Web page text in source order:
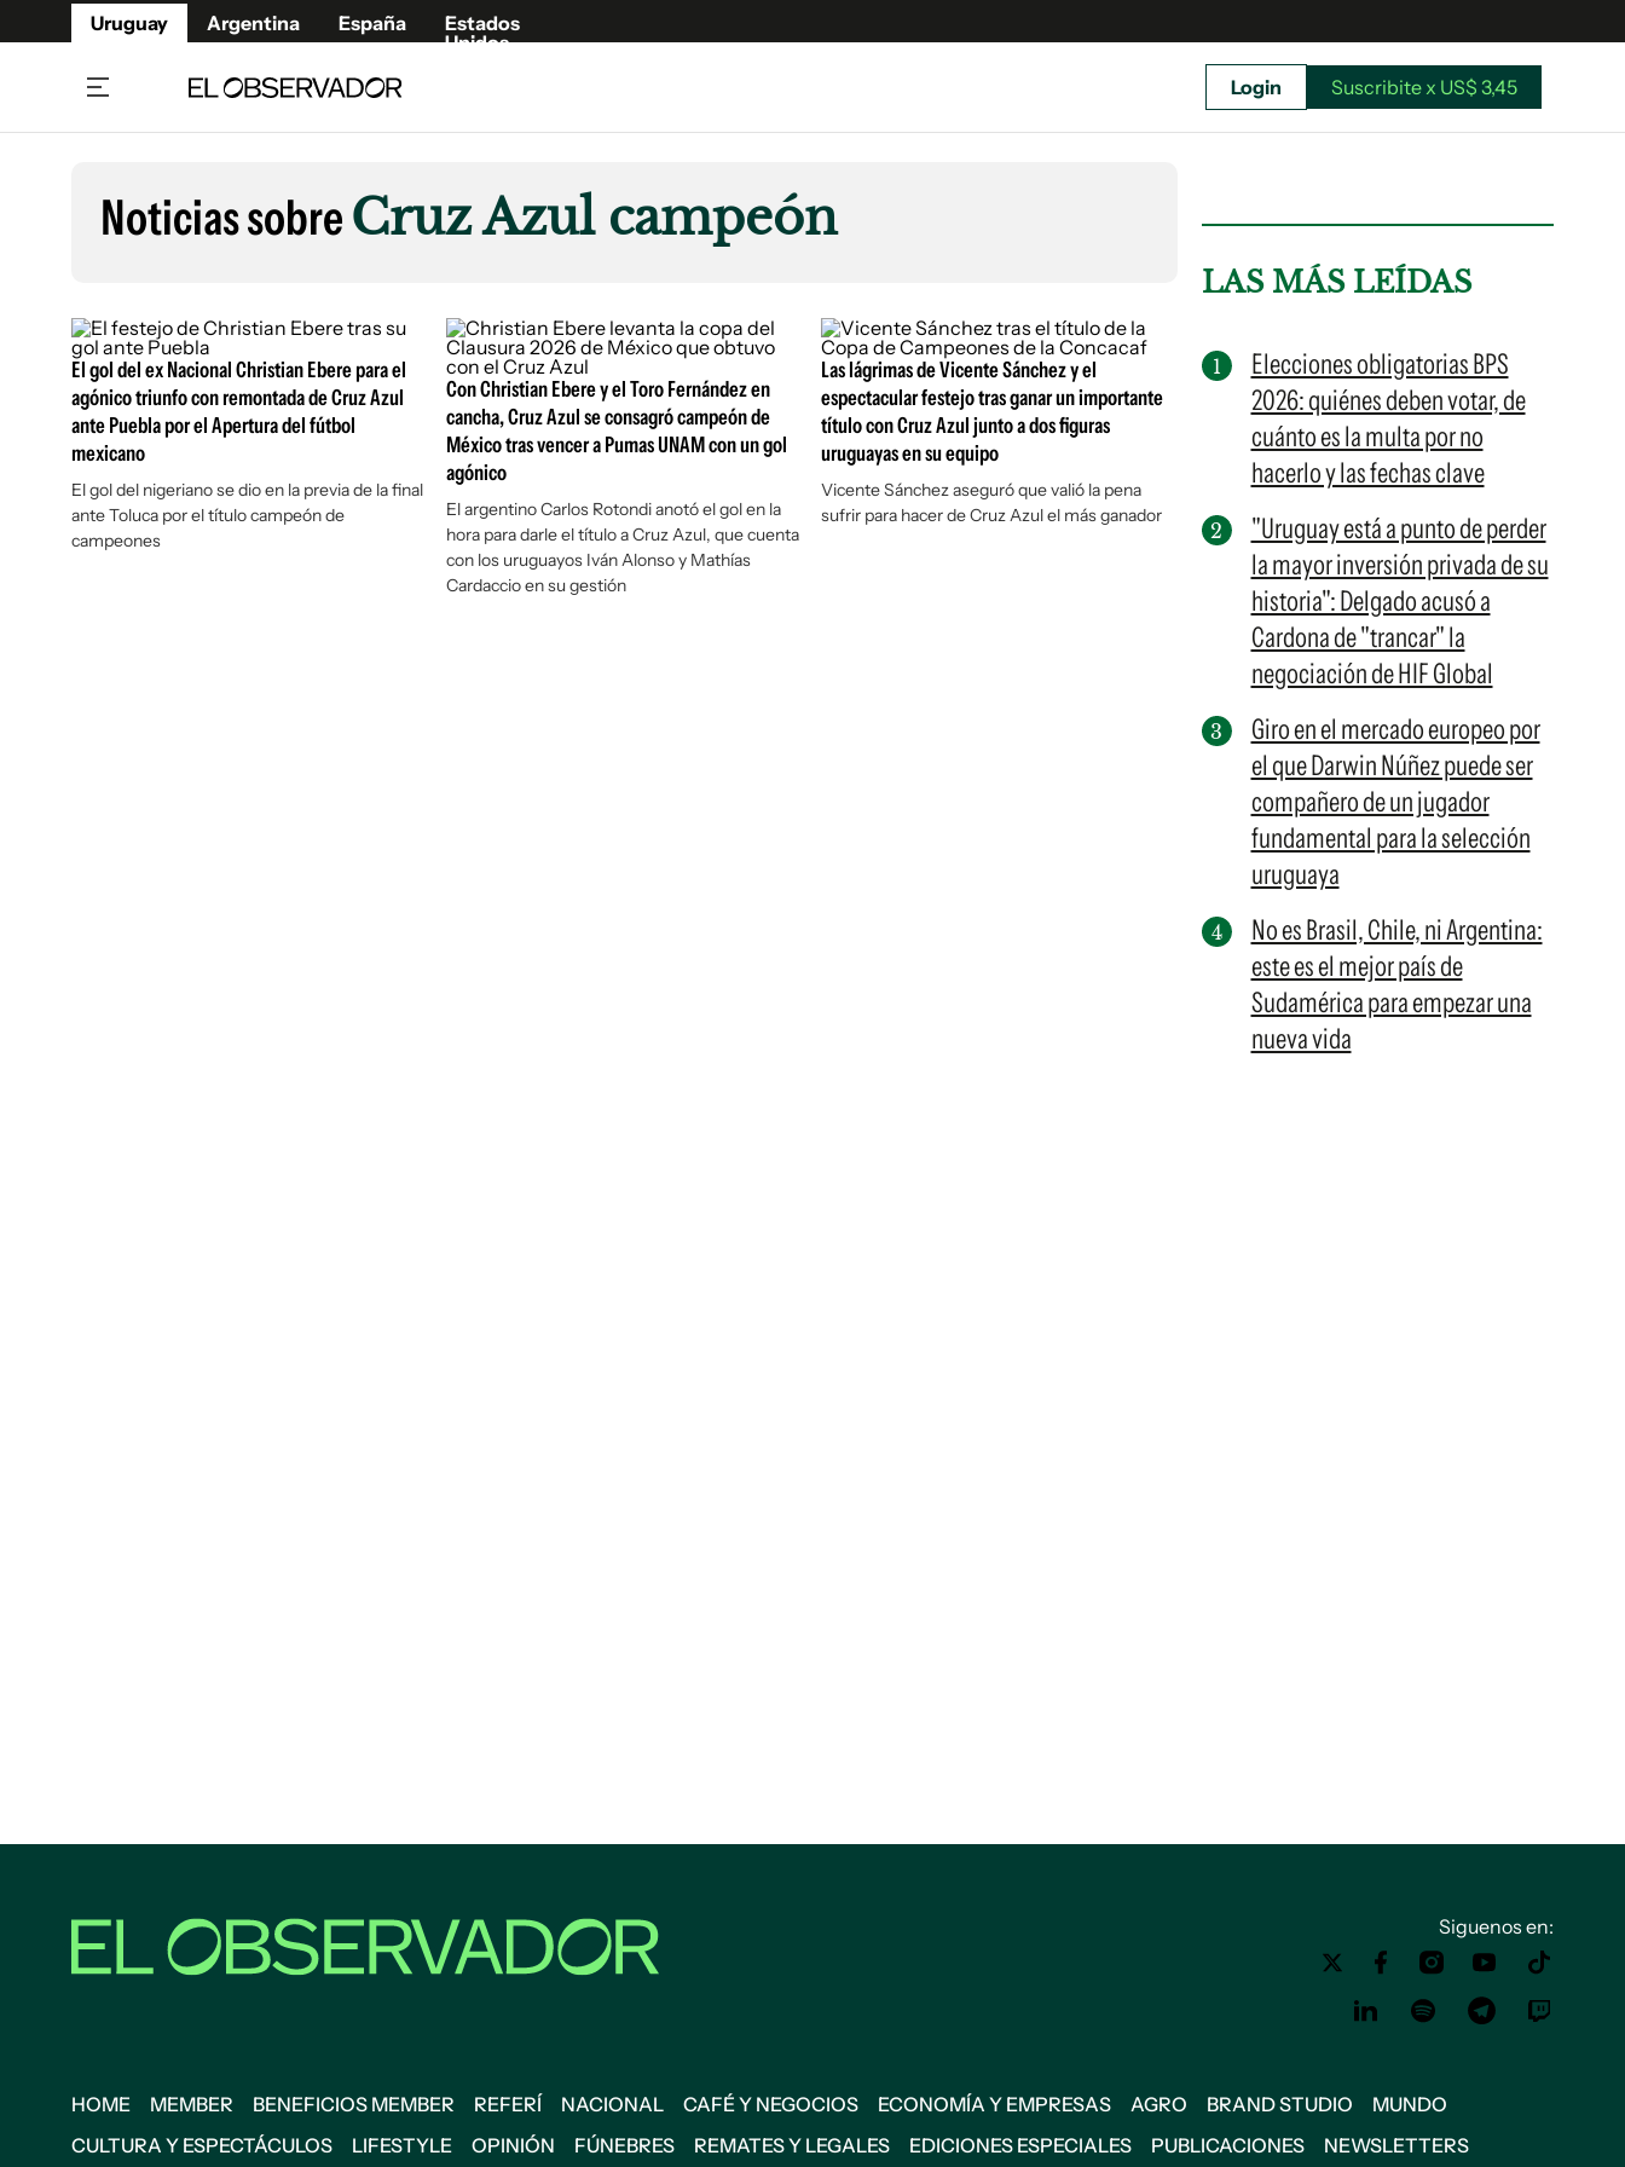
Uruguay Argentina España
Estados
Unidos
Beneficios Member
Café y Negocios
Economía y Empresas
Agro
Brand Studio
Mundo
Cultura y Espectáculos
Fúnebres
Publicaciones
Newsletters
Argentina
España
Estados Unidos
Suscribite x US$ 3,45
Login Suscribite x US$ 3,45
Noticias sobreCruz Azul campeón
El gol del ex Nacional Christian Ebere para el
agónico triunfo con remontada de Cruz Azul
ante Puebla por el Apertura del fútbol
mexicano
El gol del nigeriano se dio en la previa de la final
ante Toluca por el título campeón de
campeones
Con Christian Ebere y el Toro Fernández en
cancha, Cruz Azul se consagró campeón de
México tras vencer a Pumas UNAM con un gol
agónico
El argentino Carlos Rotondi anotó el gol en la
hora para darle el título a Cruz Azul, que cuenta
con los uruguayos Iván Alonso y Mathías
Cardaccio en su gestión
Las lágrimas de Vicente Sánchez y el
espectacular festejo tras ganar un importante
título con Cruz Azul junto a dos figuras
uruguayas en su equipo
Vicente Sánchez aseguró que valió la pena
sufrir para hacer de Cruz Azul el más ganador
LAS MÁS LEÍDAS
Elecciones obligatorias BPS
2026: quiénes deben votar, de
cuánto es la multa por no
hacerlo y las fechas clave
"Uruguay está a punto de perder
la mayor inversión privada de su
historia": Delgado acusó a
Cardona de "trancar" la
negociación de HIF Global
Giro en el mercado europeo por
el que Darwin Núñez puede ser
compañero de un jugador
fundamental para la selección
uruguaya
No es Brasil, Chile, ni Argentina:
este es el mejor país de
Sudamérica para empezar una
nueva vida
Siguenos en:
HOME MEMBER BENEFICIOS MEMBER REFERÍ NACIONAL CAFÉ Y NEGOCIOS ECONOMÍA Y EMPRESAS AGRO BRAND STUDIO
MUNDO
CULTURA Y ESPECTÁCULOS
LIFESTYLE OPINIÓN FÚNEBRES REMATES Y LEGALES EDICIONES ESPECIALES PUBLICACIONES NEWSLETTERS